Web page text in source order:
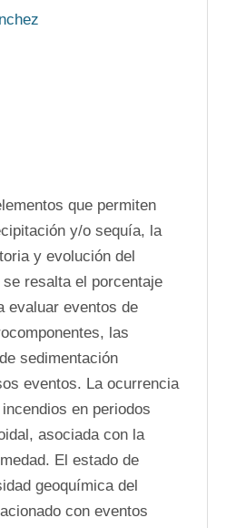
que permiten
y/o sequía, la
y evolución del
resalta el porcentaje
evaluar eventos de
las
sedimentación
eventos. La ocurrencia
en periodos
asociada con la
El estado de
geoquímica del
con eventos